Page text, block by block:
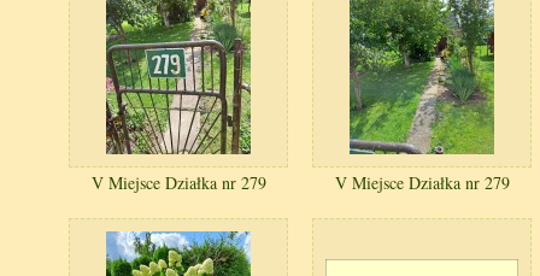
V Miejsce Działka nr 279 V Miejsce Działka nr 279